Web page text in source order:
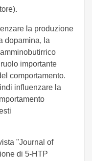
la produzione
dopamina, la
importante
comportamento.
influenzare la
"Journal of
di 5-HTP